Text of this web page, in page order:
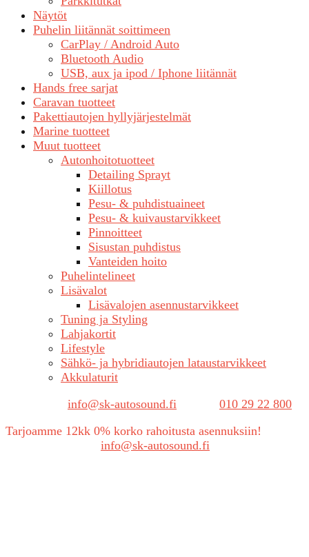
Näytöt
Puhelin liitännät soittimeen
CarPlay / Android Auto
Bluetooth Audio
USB, aux ja ipod / Iphone liitännät
Hands free sarjat
Caravan tuotteet
Pakettiautojen hyllyjärjestelmät
Marine tuotteet
Muut tuotteet
Autonhoitotuotteet
Detailing Sprayt
Kiillotus
Pesu- & puhdistuaineet
Pesu- & kuivaustarvikkeet
Pinnoitteet
Sisustan puhdistus
Vanteiden hoito
Puhelintelineet
Lisävalot
Lisävalojen asennustarvikkeet
Tuning ja Styling
Lahjakortit
Lifestyle
Sähkö- ja hybridiautojen lataustarvikkeet
Akkulaturit
info@sk-autosound.fi
010 29 22 800
Tarjoamme 12kk 0% korko rahoitusta asennuksiin!
info@sk-autosound.fi